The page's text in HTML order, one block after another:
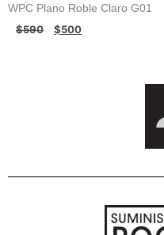
WPC Plano Roble Claro G01
$590 $500